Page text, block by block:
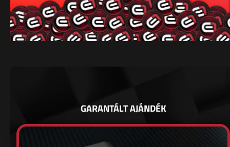
GARANTÁLT AJÁNDÉK